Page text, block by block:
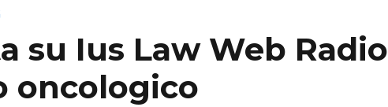
su Ius Law Web Radio
oncologico